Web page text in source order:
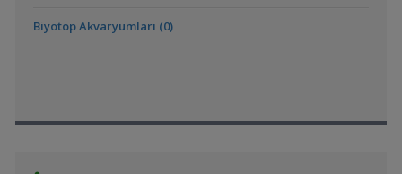
Biyotop Akvaryumları (0)